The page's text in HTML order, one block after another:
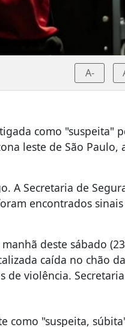
A-
como "suspeita"
leste de São Paulo,
A Secretaria de
encontrados
deste sábado
caída no chão
violência.
como "suspeita,